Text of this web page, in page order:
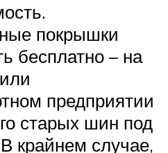
покрышки
бесплатно – на
предприятии
старых шин под
крайнем случае,